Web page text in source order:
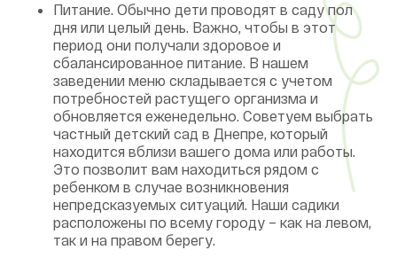
Питание. Обычно дети проводят в саду пол
дня или целый день. Важно, чтобы в этот
период они получали здоровое и
сбалансированное питание. В нашем
заведении меню складывается с учетом
потребностей растущего организма и
обновляется еженедельно. Советуем выбрать
частный детский сад в Днепре, который
находится вблизи вашего дома или работы.
Это позволит вам находиться рядом с
ребенком в случае возникновения
непредсказуемых ситуаций. Наши садики
расположены по всему городу – как на левом,
так и на правом берегу.